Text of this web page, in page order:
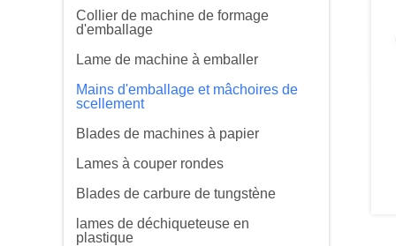
Collier de machine de formage
d'emballage
Lame de machine à emballer
Mains d'emballage et mâchoires de
scellement
Blades de machines à papier
Lames à couper rondes
Blades de carbure de tungstène
lames de déchiqueteuse en
plastique